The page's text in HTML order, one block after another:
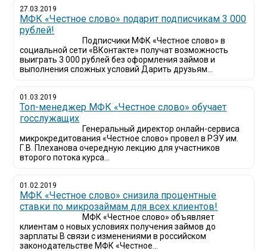
27.03.2019
МФК «Честное слово» подарит подписчикам 3 000
рублей!
Подписчики МФК «Честное слово» в
социальной сети «ВКонтакте» получат возможность
выиграть 3 000 рублей без оформления займов и
выполнения сложных условий Дарить друзьям...
01.03.2019
Топ-менеджер МФК «Честное слово» обучает
госслужащих
Генеральный директор онлайн-сервиса
микрокредитования «Честное слово» провел в РЭУ им.
Г.В. Плеханова очередную лекцию для участников
второго потока курса...
01.02.2019
МФК «Честное слово» снизила процентные
ставки по микрозаймам для всех клиентов!
МФК «Честное слово» объявляет
клиентам о новых условиях получения займов до
зарплаты В связи с изменениями в российском
законодательстве МФК «Честное...